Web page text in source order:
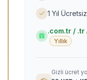
1 Yıl
.com.tr / .tr
Yıllık
Gizli ücret